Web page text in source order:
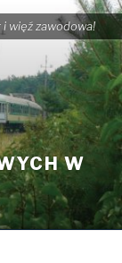
więź zawodowa!
W